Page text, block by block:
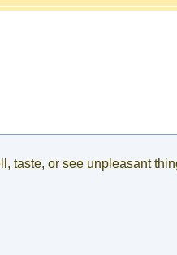
taste, or see unpleasant